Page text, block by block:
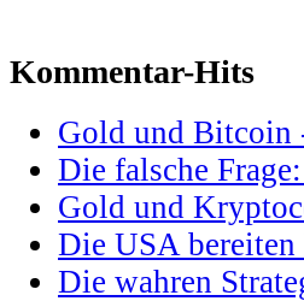
Kommentar-Hits
Gold und Bitcoin
Die falsche
Gold und
Die USA
Die wahren